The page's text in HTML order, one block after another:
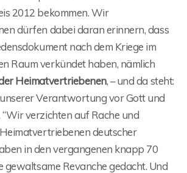
2012 bekommen. Wir
dürfen dabei daran erinnern, dass
nach dem Kriege im
Raum verkündet haben, nämlich
Heimatvertriebenen, – und da steht:
Verantwortung vor Gott und
“Wir verzichten auf Rache und
deutscher
in den vergangenen knapp 70
gewaltsame Revanche gedacht. Und